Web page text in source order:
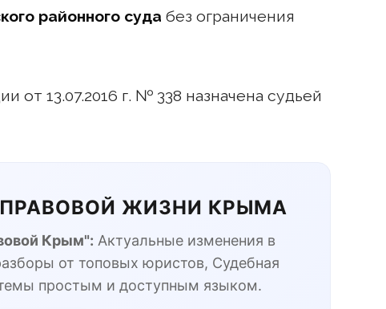
районного суда без ограничения
от 13.07.2016 г. № 338 назначена судьей
ЖИЗНИ КРЫМА
Крым": Актуальные изменения в
от топовых юристов, Судебная
простым и доступным языком.